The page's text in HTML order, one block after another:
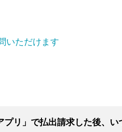
いただけます
プリ」で払出請求した後、